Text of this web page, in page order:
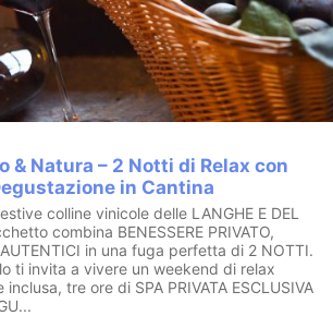
& Natura – 2 Notti di Relax con
in Cantina
colline vinicole delle LANGHE E DEL
combina BENESSERE PRIVATO,
AUTENTICI in una fuga perfetta di 2 NOTTI.
ti invita a vivere un weekend di relax
tre ore di SPA PRIVATA ESCLUSIVA